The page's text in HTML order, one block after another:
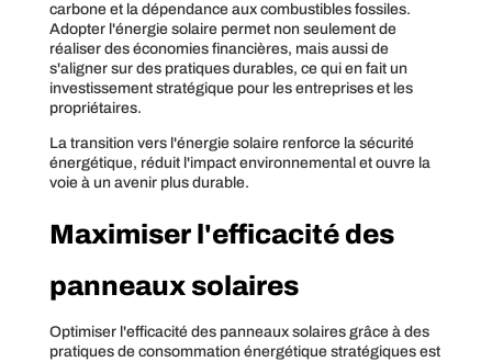
carbone et la dépendance aux combustibles fossiles.
Adopter l'énergie solaire permet non seulement de
réaliser des économies financières, mais aussi de
s'aligner sur des pratiques durables, ce qui en fait un
investissement stratégique pour les entreprises et les
propriétaires.
La transition vers l'énergie solaire renforce la sécurité
énergétique, réduit l'impact environnemental et ouvre la
voie à un avenir plus durable.
Maximiser l'efficacité des
panneaux solaires
Optimiser l'efficacité des panneaux solaires grâce à des
pratiques de consommation énergétique stratégiques est